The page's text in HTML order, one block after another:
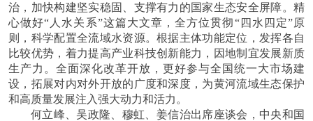
治，加快构建坚实稳固、支撑有力的国家生态安全屏障。精
心做好“人水关系”这篇大文章，全方位贯彻“四水四定”原
则，科学配置全流域水资源。根据主体功能定位，发挥各自
比较优势，着力提高产业科技创新能力，因地制宜发展新质
生产力。全面深化改革开放，更好参与全国统一大市场建
设，拓展对内对外开放的广度和深度，为黄河流域生态保护
和高质量发展注入强大动力和活力。
何立峰、吴政隆、穆虹、姜信治出席座谈会，中央和国